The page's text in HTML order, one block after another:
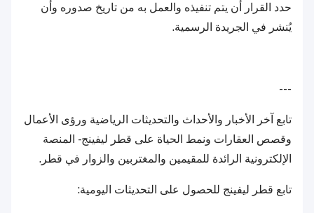
حدد القرار أن يتم تنفيذه والعمل به من تاريخ صدوره وأن
يُنشر في الجريدة الرسمية.
---
تابع آخر الأخبار والأحداث والتحديثات الرياضية ورؤى الأعمال
وقصص العقارات ونمط الحياة على قطر ليفينج - المنصة
الإلكترونية الرائدة للمقيمين والمغتربين والزوار في قطر.
تابع قطر ليفينج للحصول على التحديثات اليومية: